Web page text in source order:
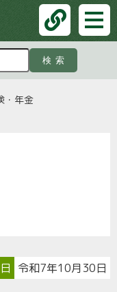
検索
・年金
令和7年10月30日